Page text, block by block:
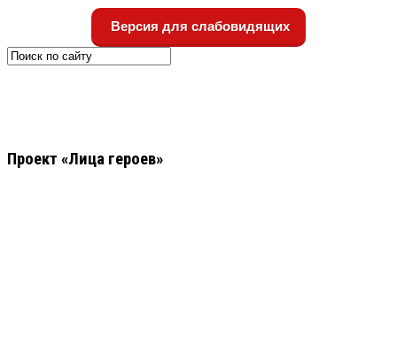
Версия для слабовидящих
Проект «Лица героев»